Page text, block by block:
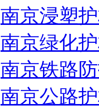
南京浸塑
南京绿化
南京铁路
南京公路